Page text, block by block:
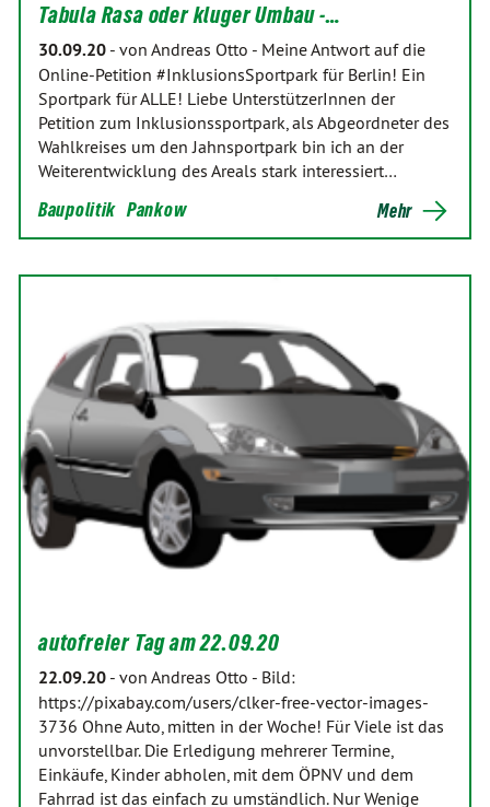
Tabula Rasa oder kluger Umbau -…
30.09.20 - von Andreas Otto - Meine Antwort auf die
Online-Petition #InklusionsSportpark für Berlin! Ein
Sportpark für ALLE! Liebe UnterstützerInnen der
Petition zum Inklusionssportpark, als Abgeordneter des
Wahlkreises um den Jahnsportpark bin ich an der
Weiterentwicklung des Areals stark interessiert…
Baupolitik Pankow Mehr
autofreier Tag am 22.09.20
22.09.20 - von Andreas Otto - Bild:
https://pixabay.com/users/clker-free-vector-images-
3736 Ohne Auto, mitten in der Woche! Für Viele ist das
unvorstellbar. Die Erledigung mehrerer Termine,
Einkäufe, Kinder abholen, mit dem ÖPNV und dem
Fahrrad ist das einfach zu umständlich. Nur Wenige